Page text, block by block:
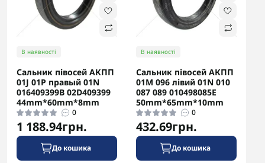
В наявності
Сальник півосей АКПП
01J 01P правый 01N
016409399B 02D409399
44mm*60mm*8mm
0
1 188.94грн.
До кошика
В наявності
Сальник півосей АКПП
01M 096 лівий 01N 010
087 089 010498085E
50mm*65mm*10mm
0
432.69грн.
До кошика